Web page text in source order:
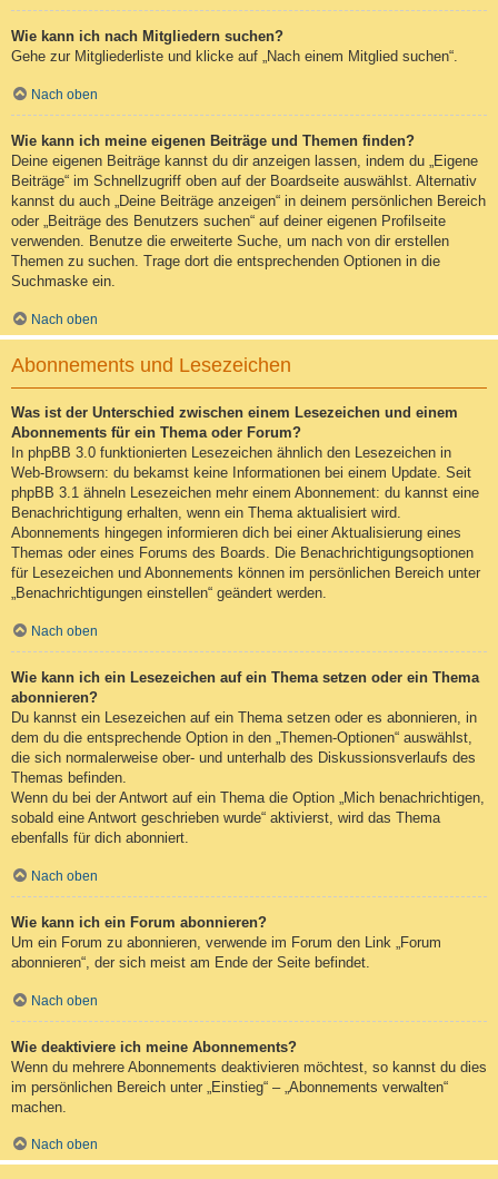
Wie kann ich nach Mitgliedern suchen?
Gehe zur Mitgliederliste und klicke auf „Nach einem Mitglied suchen“.
Nach oben
Wie kann ich meine eigenen Beiträge und Themen finden?
Deine eigenen Beiträge kannst du dir anzeigen lassen, indem du „Eigene
Beiträge“ im Schnellzugriff oben auf der Boardseite auswählst. Alternativ
kannst du auch „Deine Beiträge anzeigen“ in deinem persönlichen Bereich
oder „Beiträge des Benutzers suchen“ auf deiner eigenen Profilseite
verwenden. Benutze die erweiterte Suche, um nach von dir erstellen
Themen zu suchen. Trage dort die entsprechenden Optionen in die
Suchmaske ein.
Nach oben
Abonnements und Lesezeichen
Was ist der Unterschied zwischen einem Lesezeichen und einem
Abonnements für ein Thema oder Forum?
In phpBB 3.0 funktionierten Lesezeichen ähnlich den Lesezeichen in
Web-Browsern: du bekamst keine Informationen bei einem Update. Seit
phpBB 3.1 ähneln Lesezeichen mehr einem Abonnement: du kannst eine
Benachrichtigung erhalten, wenn ein Thema aktualisiert wird.
Abonnements hingegen informieren dich bei einer Aktualisierung eines
Themas oder eines Forums des Boards. Die Benachrichtigungsoptionen
für Lesezeichen und Abonnements können im persönlichen Bereich unter
„Benachrichtigungen einstellen“ geändert werden.
Nach oben
Wie kann ich ein Lesezeichen auf ein Thema setzen oder ein Thema
abonnieren?
Du kannst ein Lesezeichen auf ein Thema setzen oder es abonnieren, in
dem du die entsprechende Option in den „Themen-Optionen“ auswählst,
die sich normalerweise ober- und unterhalb des Diskussionsverlaufs des
Themas befinden.
Wenn du bei der Antwort auf ein Thema die Option „Mich benachrichtigen,
sobald eine Antwort geschrieben wurde“ aktivierst, wird das Thema
ebenfalls für dich abonniert.
Nach oben
Wie kann ich ein Forum abonnieren?
Um ein Forum zu abonnieren, verwende im Forum den Link „Forum
abonnieren“, der sich meist am Ende der Seite befindet.
Nach oben
Wie deaktiviere ich meine Abonnements?
Wenn du mehrere Abonnements deaktivieren möchtest, so kannst du dies
im persönlichen Bereich unter „Einstieg“ – „Abonnements verwalten“
machen.
Nach oben